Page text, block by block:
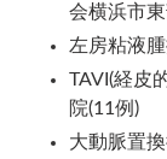
会横浜市
左房粘液
TAVI(経皮
院(11例)
大動脈置